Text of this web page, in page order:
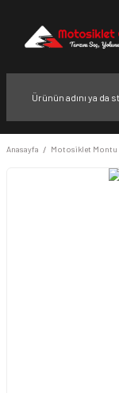
Anasayfa Motosiklet Montu